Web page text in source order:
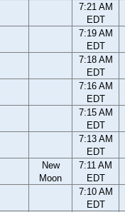
7:21 AM
EDT
7:19 AM
EDT
7:18 AM
EDT
7:16 AM
EDT
7:15 AM
EDT
7:13 AM
EDT
New
Moon
7:11 AM
EDT
7:10 AM
EDT